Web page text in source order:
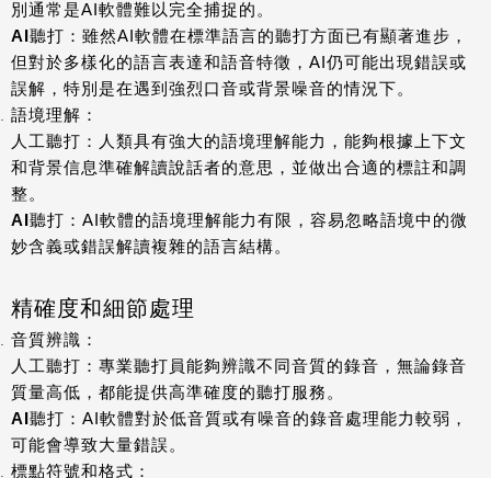
別通常是AI軟體難以完全捕捉的。
AI聽打 ：雖然AI軟體在標準語言的聽打方面已有顯著進步，
但對於多樣化的語言表達和語音特徵，AI仍可能出現錯誤或
誤解，特別是在遇到強烈口音或背景噪音的情況下。
語境理解 ：
人工聽打 ：人類具有強大的語境理解能力，能夠根據上下文
和背景信息準確解讀說話者的意思，並做出合適的標註和調
整。
AI聽打 ：AI軟體的語境理解能力有限，容易忽略語境中的微
妙含義或錯誤解讀複雜的語言結構。
精確度和細節處理
音質辨識 ：
人工聽打 ：專業聽打員能夠辨識不同音質的錄音，無論錄音
質量高低，都能提供高準確度的聽打服務。
AI聽打 ：AI軟體對於低音質或有噪音的錄音處理能力較弱，
可能會導致大量錯誤。
標點符號和格式 ：